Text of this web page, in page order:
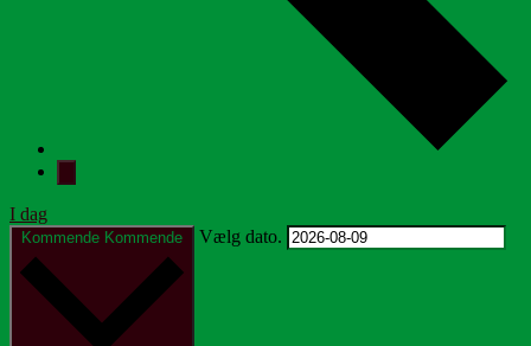
I dag
Kommende Kommende Vælg dato.